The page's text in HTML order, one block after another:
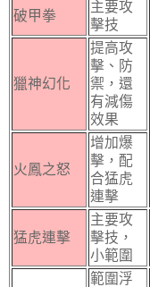
破甲拳
主要攻
擊技
獵神幻化
提高攻
擊、防
禦，還
有減傷
效果
火鳳之怒
增加爆
擊，配
合猛虎
連擊
猛虎連擊
主要攻
擊技，
小範圍
範圍浮